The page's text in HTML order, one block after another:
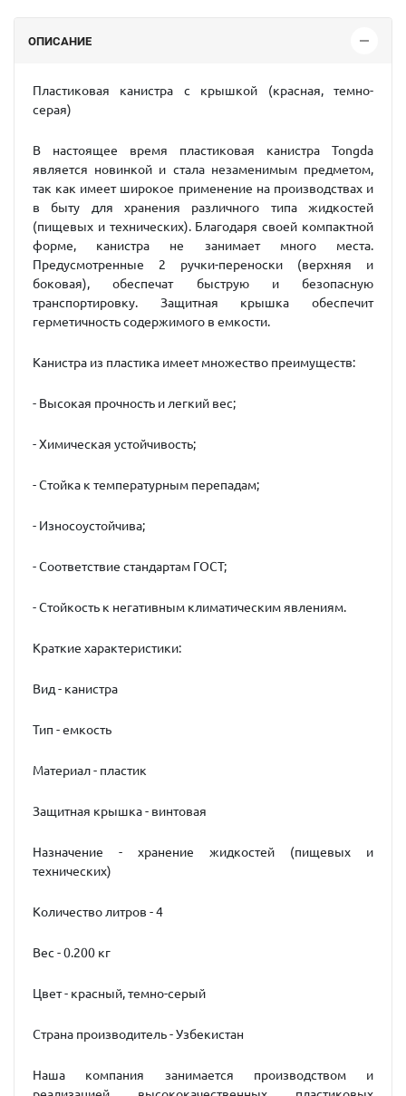
ОПИСАНИЕ
Пластиковая канистра с крышкой (красная, темно-
серая)
В настоящее время пластиковая канистра Tongda
является новинкой и стала незаменимым предметом,
так как имеет широкое применение на производствах и
в быту для хранения различного типа жидкостей
(пищевых и технических). Благодаря своей компактной
форме, канистра не занимает много места.
Предусмотренные 2 ручки-переноски (верхняя и
боковая), обеспечат быструю и безопасную
транспортировку. Защитная крышка обеспечит
герметичность содержимого в емкости.
Канистра из пластика имеет множество преимуществ:
- Высокая прочность и легкий вес;
- Химическая устойчивость;
- Стойка к температурным перепадам;
- Износоустойчива;
- Соответствие стандартам ГОСТ;
- Стойкость к негативным климатическим явлениям.
Краткие характеристики:
Вид - канистра
Тип - емкость
Материал - пластик
Защитная крышка - винтовая
Назначение - хранение жидкостей (пищевых и
технических)
Количество литров - 4
Вес - 0.200 кг
Цвет - красный, темно-серый
Страна производитель - Узбекистан
Наша компания занимается производством и